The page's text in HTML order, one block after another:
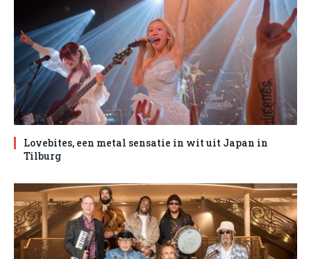
Lovebites, een metal sensatie in wit uit Japan in
Tilburg